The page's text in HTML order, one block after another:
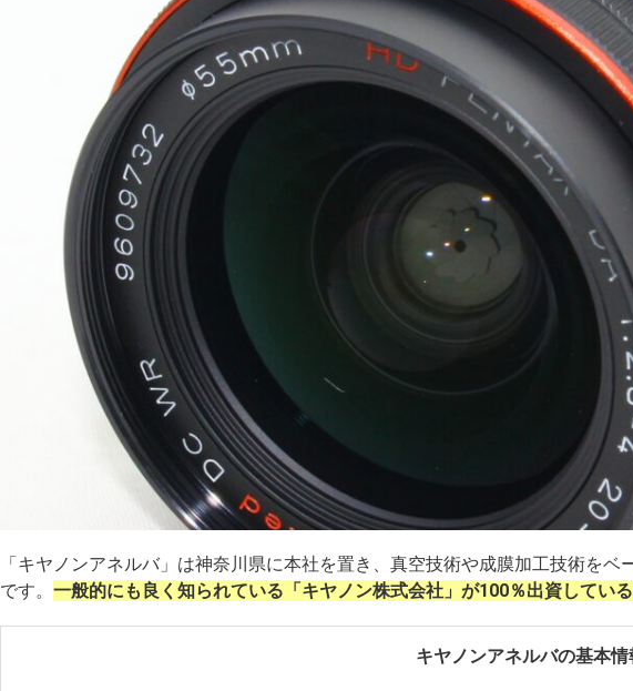
「キヤノンアネルバ」は神奈川県に本社を置き、真空技術や成膜加工技術を
です。 一般的にも良く知られている「キヤノン株式会社」が100％出資している
キヤノンアネルバの基本情